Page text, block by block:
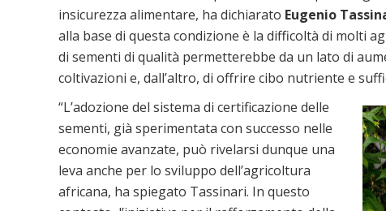
insicurezza alimentare, ha dichiarato Eugenio
alla base di questa condizione è la difficoltà di molti
di sementi di qualità permetterebbe da un lato di
coltivazioni e, dall’altro, di offrire cibo nutriente e
“L’adozione del sistema di certificazione delle
sementi, già sperimentata con successo nelle
economie avanzate, può rivelarsi dunque una
leva anche per lo sviluppo dell’agricoltura
africana, ha spiegato Tassinari. In questo